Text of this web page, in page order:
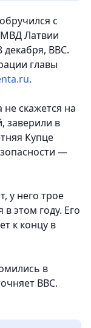
с
МВД Латвии
декабря, ВВС.
главы
.
скажется на
заверили в
Купце
—
у него трое
этом году. Его
к концу в
в
ВВС.